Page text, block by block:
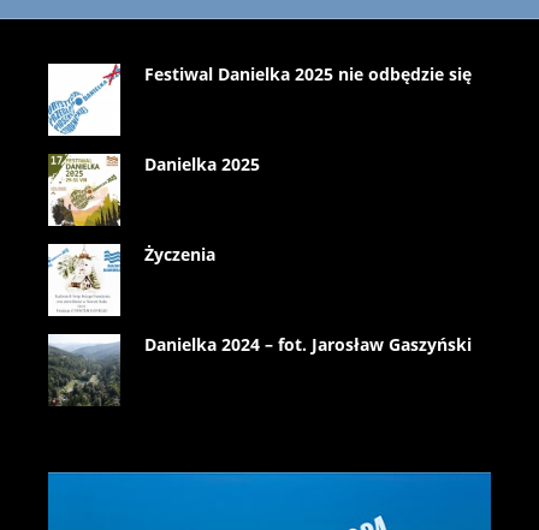
Festiwal Danielka 2025 nie odbędzie się
Danielka 2025
Życzenia
Danielka 2024 – fot. Jarosław Gaszyński